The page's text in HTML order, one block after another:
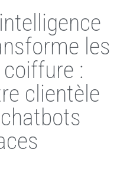
les
:
clientèle